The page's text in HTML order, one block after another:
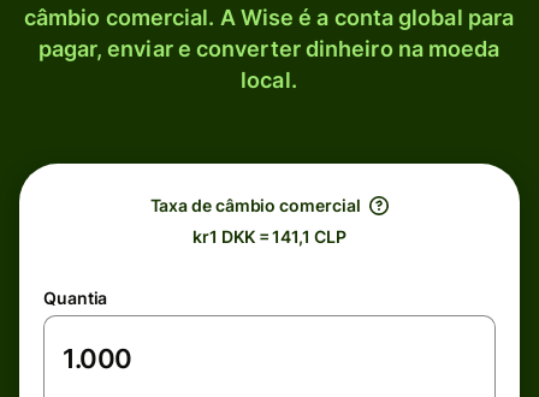
câmbio comercial. A Wise é a conta global para
pagar, enviar e converter dinheiro na moeda
local.
Taxa de câmbio comercial
kr1 DKK = 141,1 CLP
Quantia